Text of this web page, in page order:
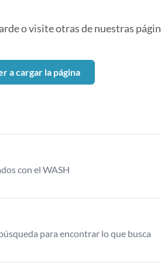
o visite otras de nuestras
a cargar la página
con el WASH
para encontrar lo que busca